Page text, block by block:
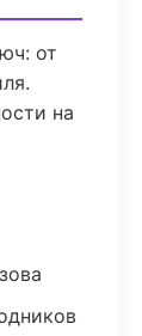
от
на